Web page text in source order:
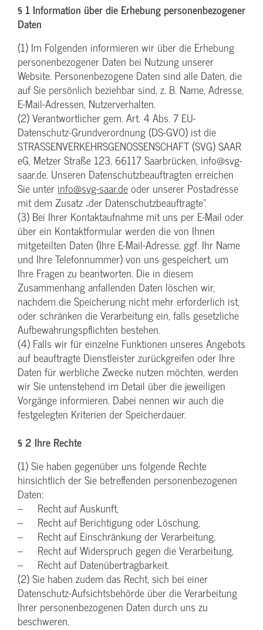
§ 1 Information über die Erhebung personenbezogener
Daten
(1) Im Folgenden informieren wir über die Erhebung
personenbezogener Daten bei Nutzung unserer
Website. Personenbezogene Daten sind alle Daten, die
auf Sie persönlich beziehbar sind, z. B. Name, Adresse,
E-Mail-Adressen, Nutzerverhalten.
(2) Verantwortlicher gem. Art. 4 Abs. 7 EU-
Datenschutz-Grundverordnung (DS-GVO) ist die
STRASSENVERKEHRSGENOSSENSCHAFT (SVG) SAAR
eG, Metzer Straße 123, 66117 Saarbrücken, info@svg-
saar.de. Unseren Datenschutzbeauftragten erreichen
Sie unter info@svg-saar.deoder unserer Postadresse
mit dem Zusatz „der Datenschutzbeauftragte“.
(3) Bei Ihrer Kontaktaufnahme mit uns per E-Mail oder
über ein Kontaktformular werden die von Ihnen
mitgeteilten Daten (Ihre E-Mail-Adresse, ggf. Ihr Name
und Ihre Telefonnummer) von uns gespeichert, um
Ihre Fragen zu beantworten. Die in diesem
Zusammenhang anfallenden Daten löschen wir,
nachdem die Speicherung nicht mehr erforderlich ist,
oder schränken die Verarbeitung ein, falls gesetzliche
Aufbewahrungspflichten bestehen.
(4) Falls wir für einzelne Funktionen unseres Angebots
auf beauftragte Dienstleister zurückgreifen oder Ihre
Daten für werbliche Zwecke nutzen möchten, werden
wir Sie untenstehend im Detail über die jeweiligen
Vorgänge informieren. Dabei nennen wir auch die
festgelegten Kriterien der Speicherdauer.
§ 2 Ihre Rechte
(1) Sie haben gegenüber uns folgende Rechte
hinsichtlich der Sie betreffenden personenbezogenen
Daten:
– Recht auf Auskunft,
– Recht auf Berichtigung oder Löschung,
– Recht auf Einschränkung der Verarbeitung,
– Recht auf Widerspruch gegen die Verarbeitung,
– Recht auf Datenübertragbarkeit.
(2) Sie haben zudem das Recht, sich bei einer
Datenschutz-Aufsichtsbehörde über die Verarbeitung
Ihrer personenbezogenen Daten durch uns zu
beschweren.